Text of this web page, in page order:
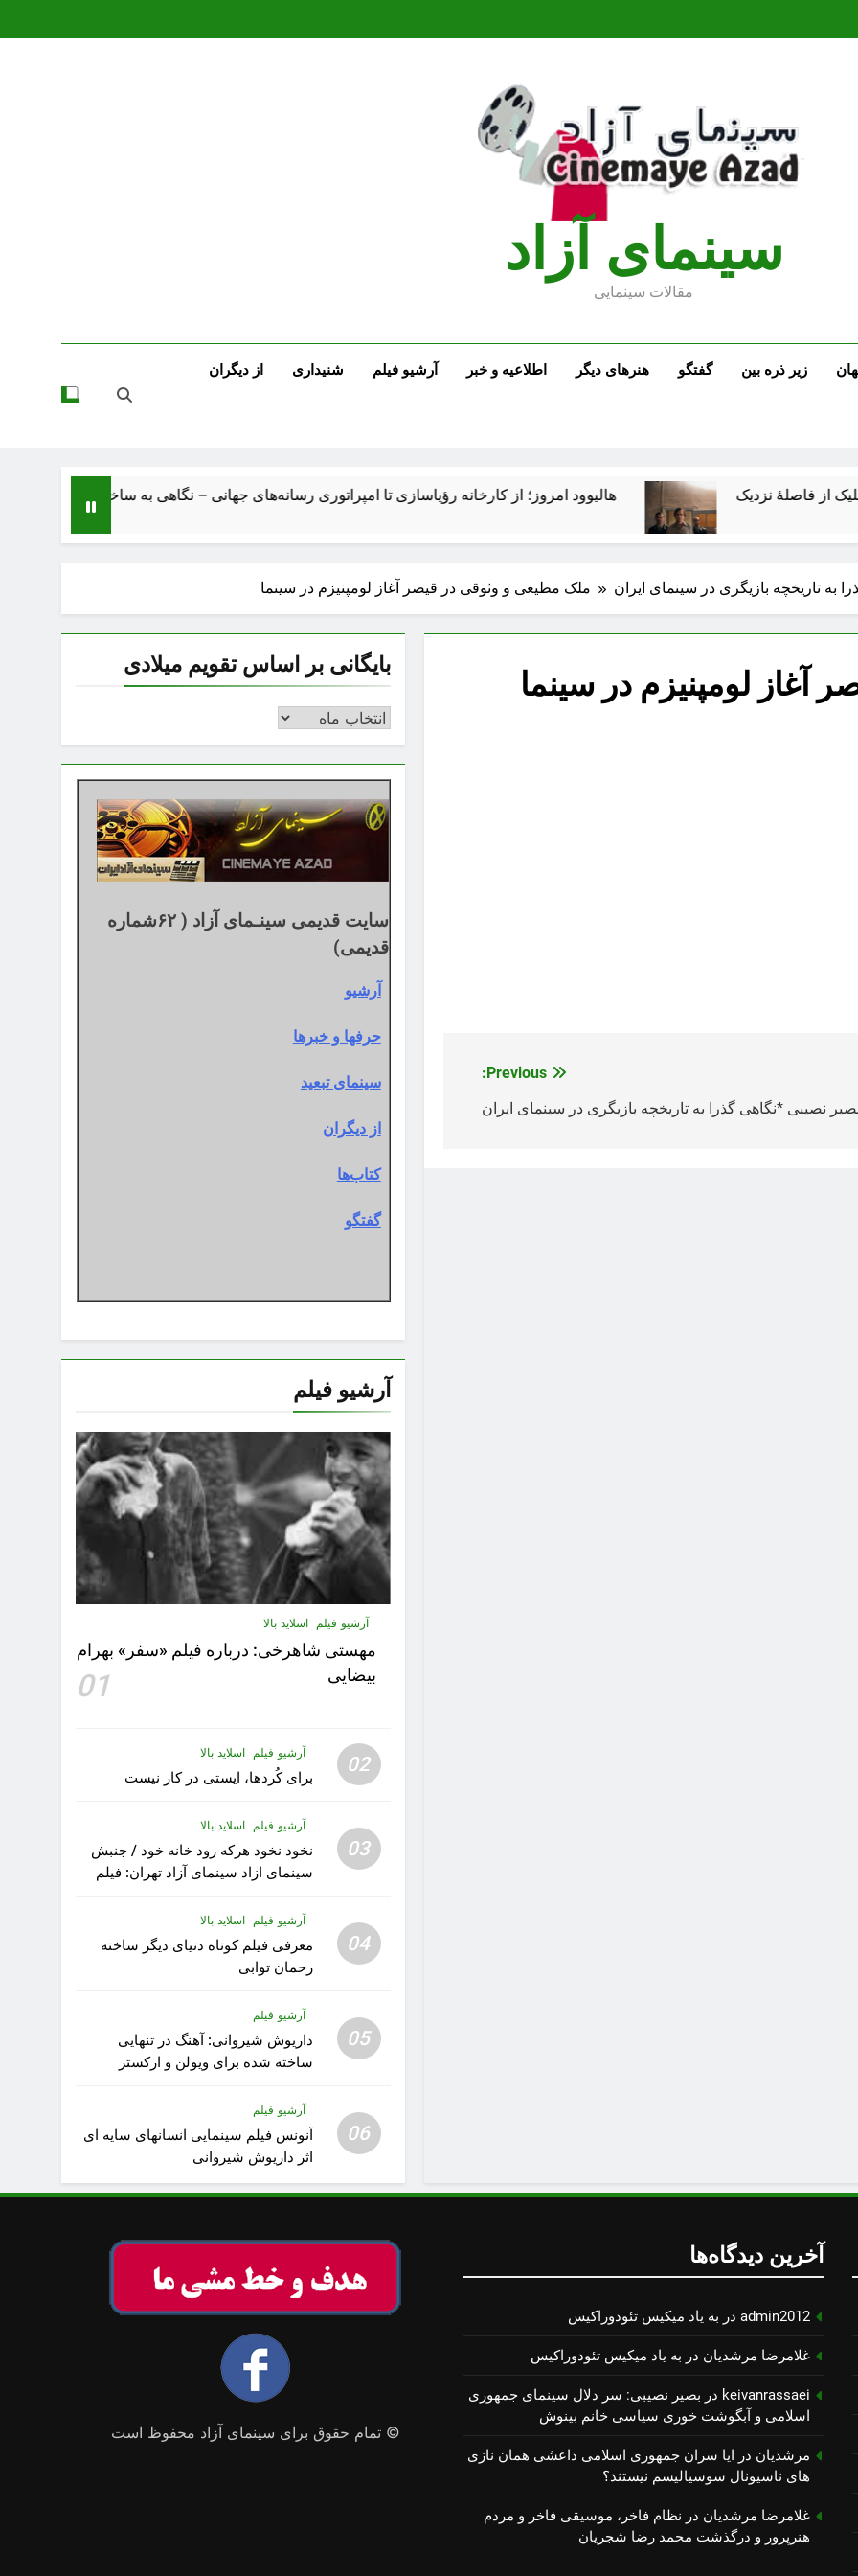
سينماى آزاد
مقالات سينمايى
زیر ذره بین گفتگو هنرهای دیگر اطلاعیه و خبر آرشیو فیلم شنیداری از دیگران
هالیوود امروز؛ از کارخانه رؤیاسازی تا امپراتوری رسانه‌های جهانی – نگاهی به ساختار، اقتصاد، تحولات و
به تاریخچه بازیگری در سینمای ایران ملک مطیعی و وثوقی در قیصر آغاز لومپنیزم در سینما
لومپنیزم در سینما
Previous:
نصیبی *نگاهی گذرا به تاریخچه بازیگری در سینمای ایران
بایگانی بر اساس تقویم میلادی
بایگانی
اساس
تقویم
میلادی
سایت قدیمی سینـمای آزاد ( ۶۲شماره
قدیمی)
آرشیو
حرفها و خبرها
سینمای تبعید
از دیگران
کتاب‌ها
گفتگو
آرشیو فیلم
آرشیو فیلم اسلاید بالا
مهستى شاهرخى:‌ درباره فيلم «سفر» بهرام
بیضایی
01
02 آرشیو فیلم اسلاید بالا
برای کُردها، ایستی در کار نیست
03
آرشیو فیلم اسلاید بالا
نخود نخود هرکه رود خانه خود / جنبش
سینمای ازاد سینمای آزاد تهران: فیلم
04
آرشیو فیلم اسلاید بالا
معرفی فیلم کوتاه دنیای دیگر ساخته
رحمان توابی
05
آرشیو فیلم
داریوش شیروانی: آهنگ در تنهایی
ساخته شده برای ویولن و ارکستر
06
آرشیو فیلم
آنونس فیلم سینمایی انسانهای سایه ای
اثر داریوش شیروانی
آخرین دیدگاه‌ها
admin2012 در به یاد میكیس تئودوراكیس
غلامرضا مرشدیان در به یاد میكیس تئودوراكیس
keivanrassaei در بصیر نصیبی: سر دلال سینمای جمهوری
اسلامی و آبگوشت خوری سیاسی خانم بینوش
مرشدیان در ایا سران جمهوری اسلامی داعشی همان نازی
های ناسیونال سوسیالیسم نیستند؟
غلامرضا مرشدیان در نظام فاخر، موسیقی فاخر و مردم
هنرپرور و درگذشت محمد رضا شجریان
© تمام حقوق برای سینمای آزاد محفوظ است